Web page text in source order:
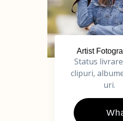
Artist
Status
clipuri,
uri.